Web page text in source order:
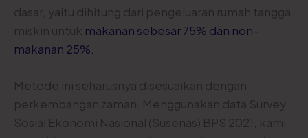
dasar, yaitu dihitung dari pengeluaran rumah tangga
miskin untuk makanan sebesar 75% dan non-
makanan 25%
Metode ini seharusnya disesuaikan dengan
perkembangan zaman. Menggunakan data Survey
Sosial Ekonomi Nasional (Susenas) BPS 2021, kami